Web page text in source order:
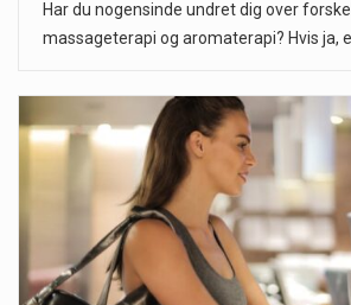
Har du nogensinde undret dig over
massageterapi og aromaterapi? Hvis ja,